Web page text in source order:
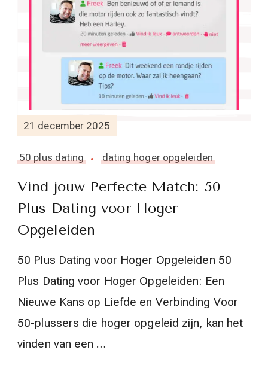
21 december 2025
50 plus dating dating hoger opgeleiden
Vind jouw Perfecte Match: 50
Plus Dating voor Hoger
Opgeleiden
50 Plus Dating voor Hoger Opgeleiden 50
Plus Dating voor Hoger Opgeleiden: Een
Nieuwe Kans op Liefde en Verbinding Voor
50-plussers die hoger opgeleid zijn, kan het
vinden van een …